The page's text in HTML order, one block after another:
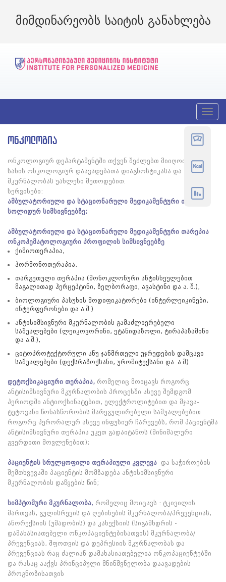
მიმდინარეობს საიტის განახლება
T
o
o
ᲝᲜᲙᲝᲚᲝᲒᲘᲐ
ონკოლოგიურ დეპარტამენტში თქვენ შეძლებთ მიიღოთ ყველა
სახის ონკოლოგიურ დაავადებათა დიაგნოსტიკასა და
მკურნალობას უახლესი მეთოდებით.
სერვისები:
ამბულატორიული და სტაციონარული მედიკამენტური თერაპია
სოლიდურ სიმსივნეებზე;
ამბულატორიული და სტაციონარული მედიკამენტური თარეპია
ონკოჰემატოლოგიური პროფილის სიმსივნეებზე
ქიმიოთერაპია,
ჰორმონოთერაპია,
თარგეთული თერაპია (მონოკლონური ანტისხეულებით
მაგალითად ჰერცეპტინი, ზელბორაფი, ავასტინი და ა. შ.),
ბიოლოგიური პასუხის მოდიფიკატორები (ინტერლეიკინები,
ინტერფერონები და ა.შ.)
ანტისიმსივნური მკურნალობის გამაძლიერებელი
საშუალებები (ლეიკოვორინი, ეტანიდაზოლი, ტირაპაზამინი
და ა.შ.),
ციტოპროტექტორული ანუ ჯანმრთელი უჯრედების დამცავი
საშუალებები (დექსრაზოქსანი, ურომიტექსანი და. ა.შ)
დეტოქსიკაციური თერაპია, რომელიც მოიცავს როგორც
ანტისიმსივნური მკურნალობის პროცესში ასევე შემდგომ
პერიოდში ანტიოქსინატებით, ელექტროლიტებით და მჯავა-
ტუტოვანი წონასწორობის მარეგულირებელი საშუალებებით
როგორც პერორალურ ასევე ინფუსიურ ჩარევებს, რომ პაციენტმა
ანტისიმსივნური თერაპია უკეთ გადაიტანოს (მინიმალური
გვერდითი მოვლენებით);
პაციენტის სრულყოფილი თერაპიული კვლევა
და საჭიროების
შემთხვევაში პაციენტის მომზადება ანტისიმსივნური
მკურნალობის დაწყების წინ;
სიმპტომური მკურნალობა, რომელიც მოიცავს : ტკივილის
მართვას, გულისრევის და ღებინების მკურნალობა/პრევენციას,
ანორექსიის (უმადობის) და კახექსიის (სიგამხდრის -
დამახასიათებელი ონკოპაციენტებისათვის) მკურნალობა/
პრევენციას, შფოთვის და დეპრესიის მკურნალობას და
პრევენციას რაც ძალიან დამახასიათებელია ონკოპაციენტებში
და რასაც ააქვს პრინციპული მნინშვნელობა დაავადების
პროგნოზისათვის